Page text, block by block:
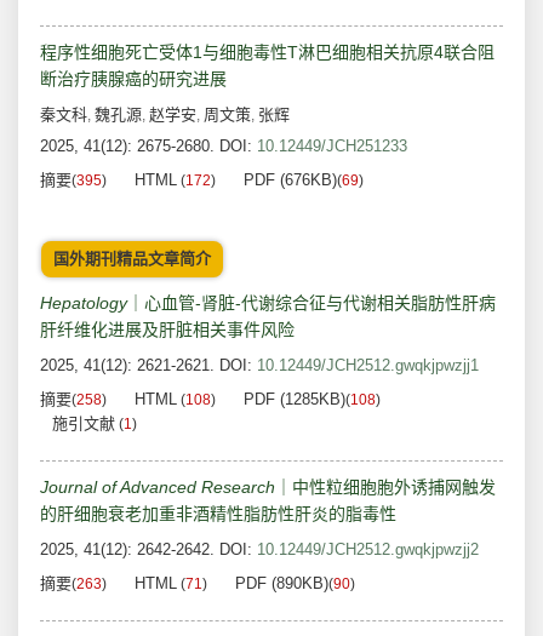
程序性细胞死亡受体1与细胞毒性T淋巴细胞相关抗原4联合阻
断治疗胰腺癌的研究进展
秦文科, 魏孔源, 赵学安, 周文策, 张辉
2025, 41(12): 2675-2680. DOI: 10.12449/JCH251233
摘要(395) HTML (172) PDF (676KB)(69)
国外期刊精品文章简介
Hepatology｜心血管-肾脏-代谢综合征与代谢相关脂肪性肝病
肝纤维化进展及肝脏相关事件风险
2025, 41(12): 2621-2621. DOI: 10.12449/JCH2512.gwqkjpwzjj1
摘要(258) HTML (108) PDF (1285KB)(108)
施引文献 (1)
Journal of Advanced Research ｜中性粒细胞胞外诱捕网触发
的肝细胞衰老加重非酒精性脂肪性肝炎的脂毒性
2025, 41(12): 2642-2642. DOI: 10.12449/JCH2512.gwqkjpwzjj2
摘要(263) HTML (71) PDF (890KB)(90)